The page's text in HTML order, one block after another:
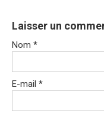
Laisser un
Nom *
E-mail *